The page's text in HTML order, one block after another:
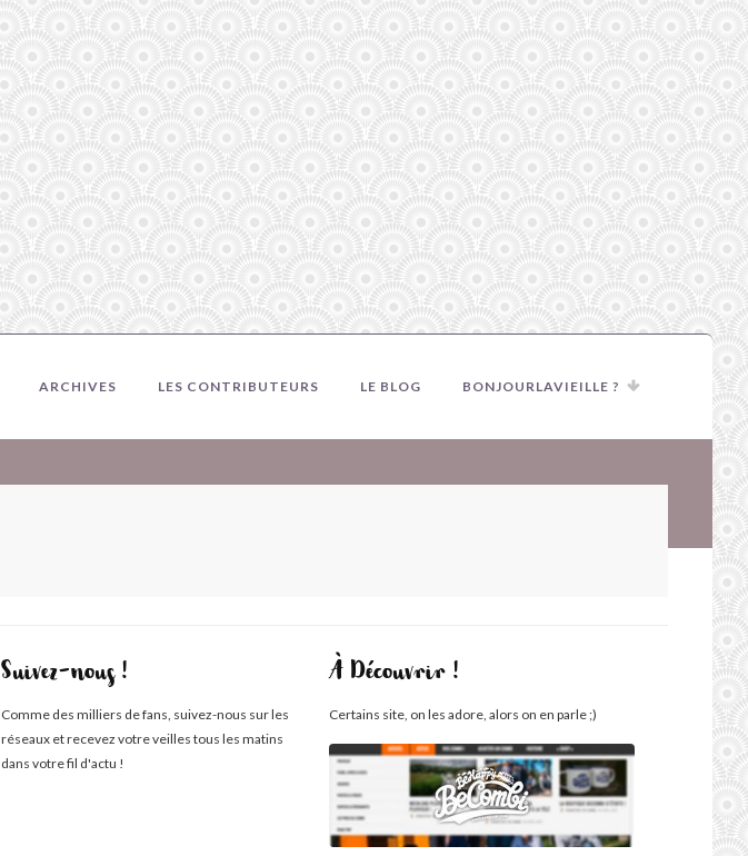
ARCHIVES LES CONTRIBUTEURS LE BLOG BONJOURLAVIEILLE ?
Suivez-nous !
Comme des milliers de fans, suivez-nous sur les
réseaux et recevez votre veilles tous les matins
dans votre fil d'actu !
À Découvrir !
Certains site, on les adore, alors on en parle ;)